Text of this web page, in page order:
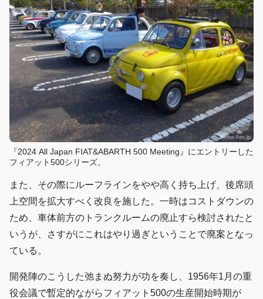
『2024 All Japan FIAT&ABARTH 500 Meeting』にエントリーした
フィアット500シリーズ。
また、その際にルーフラインをやや高く持ち上げ、後席頭
上空間を拡大すべく改良を施した。一時はコストダウンの
ため、車体前方のトランクルームの廃止すら検討されたと
いうが、さすがにこれはやり過ぎということで廃案となっ
ている。
開発陣のこうした弛まぬ努力が功を奏し、1956年1月の重
役会議で暫定的ながらフィアット500の生産開始時期が